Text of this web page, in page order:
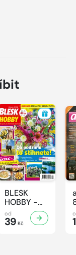
BLESK
HOBBY -
8/2026
od
39 Kč